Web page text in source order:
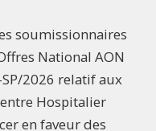
soumissionnaires
National AON
SP/2026 relatif aux
Hospitalier
en faveur des